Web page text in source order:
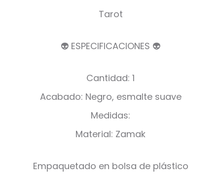
Tarot
👽 ESPECIFICACIONES 👽
Cantidad: 1
Acabado: Negro, esmalte suave
Medidas:
Material: Zamak
Empaquetado en bolsa de plástico